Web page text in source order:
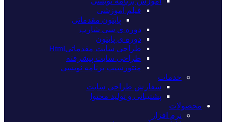
فیلم آموزشی
پایتون مقدماتی
دوره ی سی شارپ
دوره ی پایتون
طراحی سایت مقدماتیHtml
طراحی سایت پیشرفته
منتورشیپ برنامه نویسی
خدمات
سفارش طراحی سایت
پشتیبانی و تولید محتوا
محصولات
نرم افزار